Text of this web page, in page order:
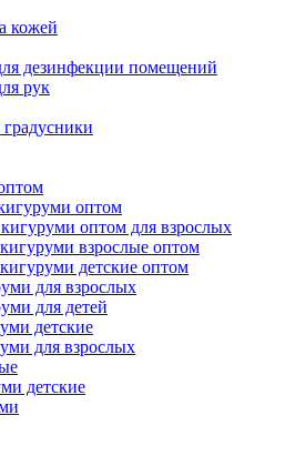
кожей
дезинфекции помещений
рук
оптом
оптом для взрослых
взрослые оптом
детские оптом
для взрослых
для детей
детские
для взрослых
детские